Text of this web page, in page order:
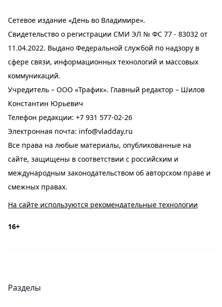
Сетевое издание «День во Владимире».
Свидетельство о регистрации СМИ ЭЛ № ФС 77 - 83032 от
11.04.2022. Выдано Федеральной службой по надзору в
сфере связи, информационных технологий и массовых
коммуникаций.
Учредитель – ООО «Трафик». Главный редактор – Шилов
Константин Юрьевич
Телефон редакции: +7 931 577-02-26
Электронная почта: info@vladday.ru
Все права на любые материалы, опубликованные на
сайте, защищены в соответствии с российским и
международным законодательством об авторском праве и
смежных правах.
На сайте используются рекомендательные технологии
16+
Разделы